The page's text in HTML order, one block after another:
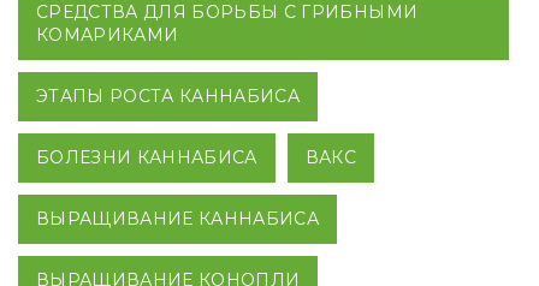
СРЕДСТВА ДЛЯ БОРЬБЫ С ГРИБНЫМИ
КОМАРИКАМИ
ЭТАПЫ РОСТА КАННАБИСА
БОЛЕЗНИ КАННАБИСА ВАКС
ВЫРАЩИВАНИЕ КАННАБИСА
ВЫРАЩИВАНИЕ КОНОПЛИ